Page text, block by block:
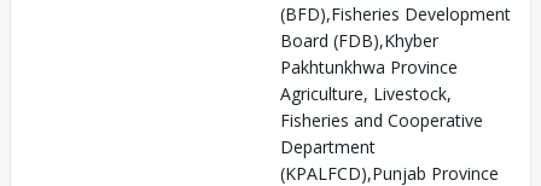
(BFD),Fisheries Development
Board (FDB),Khyber
Pakhtunkhwa Province
Agriculture, Livestock,
Fisheries and Cooperative
Department
(KPALFCD),Punjab Province